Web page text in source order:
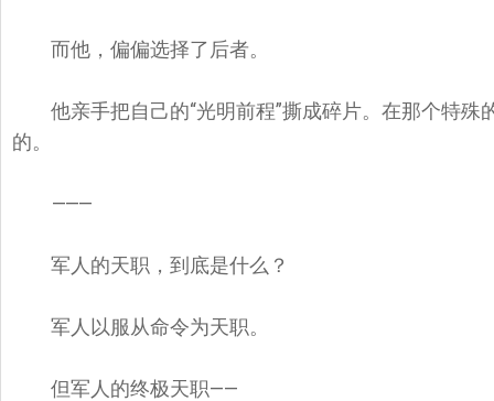
而他，偏偏选择了后者。
他亲手把自己的“光明前程”撕成碎片。在那个特
的。
⸻
军人的天职，到底是什么？
军人以服从命令为天职。
但军人的终极天职——